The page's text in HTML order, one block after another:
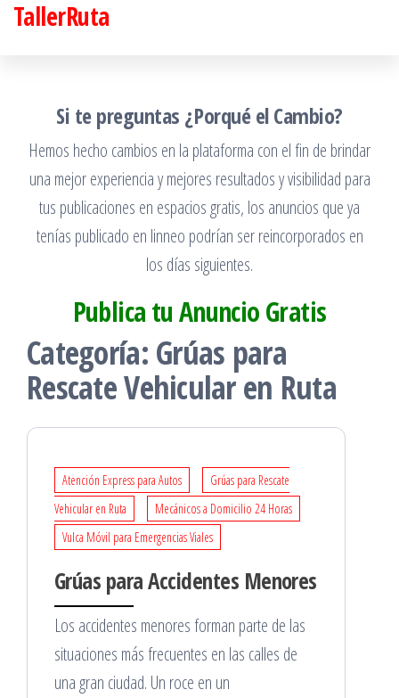
SaltarTallerRuta
Si te preguntas ¿Porqué el Cambio?
Hemos hecho cambios en la plataforma con el fin de brindar
una mejor experiencia y mejores resultados y visibilidad para
tus publicaciones en espacios gratis, los anuncios que ya
tenías publicado en linneo podrían ser reincorporados en
los días siguientes.
Publica tu Anuncio Gratis
Categoría: Grúas para
Rescate Vehicular en Ruta
Atención Express para Autos
Grúas para Rescate
Vehicular en Ruta
Mecánicos a Domicilio 24 Horas
Vulca Móvil para Emergencias Viales
Grúas para Accidentes Menores
Los accidentes menores forman parte de las
situaciones más frecuentes en las calles de
una gran ciudad. Un roce en un